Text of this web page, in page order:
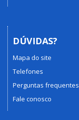
DÚVIDAS?
Mapa do site
Telefones
Perguntas frequentes
Fale conosco